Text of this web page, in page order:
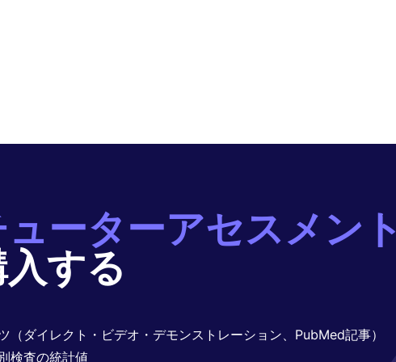
ーターアセスメント
する
（ダイレクト・ビデオ・デモンストレーション、PubMed記事）
検査の統計値